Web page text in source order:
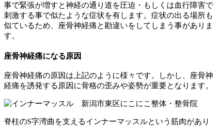
事で緊張が増すと神経の通り道を圧迫・もしくは血行障害で
刺激する事で似たような症状を有します。症状の出る場所も
似ているため、座骨神経痛と勘違いをしてしまう事がありま
す。
座骨神経痛になる原因
座骨神経痛の原因は上記のように様々です。しかし、座骨神
経痛を誘発する原因に骨格の歪みや姿勢が重要となります。
脊柱のS字湾曲を支えるインナーマッスルという筋肉があり